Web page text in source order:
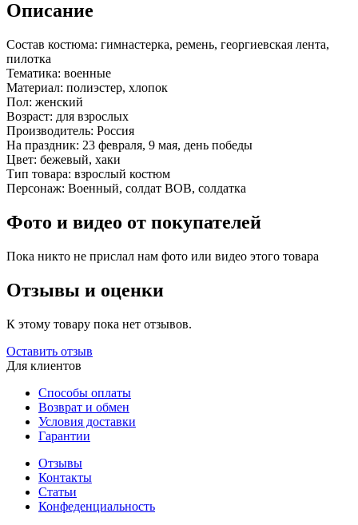
Описание
Состав костюма: гимнастерка, ремень, георгиевская лента,
пилотка
Тематика: военные
Материал: полиэстер, хлопок
Пол: женский
Возраст: для взрослых
Производитель: Россия
На праздник: 23 февраля, 9 мая, день победы
Цвет: бежевый, хаки
Тип товара: взрослый костюм
Персонаж: Военный, солдат ВОВ, солдатка
Фото и видео от покупателей
Пока никто не прислал нам фото или видео этого товара
Отзывы и оценки
К этому товару пока нет отзывов.
Оставить отзыв
Для клиентов
Способы оплаты
Возврат и обмен
Условия доставки
Гарантии
Отзывы
Контакты
Статьи
Конфеденциальность